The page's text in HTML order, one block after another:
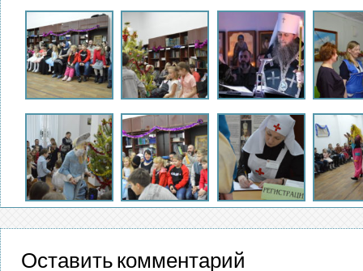
Оставить комментарий